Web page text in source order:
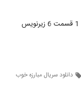
دانلود سریال مبارزه خوب The Good Fight فصل 1 قسمت 6 زیرنویس
دانلود سریال مبارزه خوب